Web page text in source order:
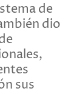
de
dio
sus